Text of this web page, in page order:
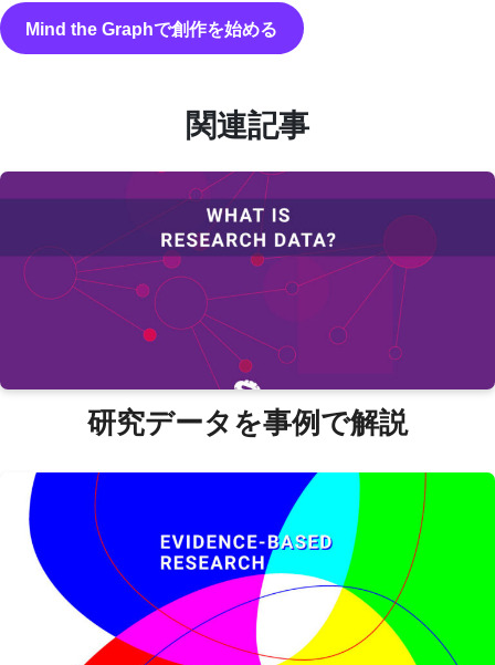
Mind the Graphで創作を始める
関連記事
研究データを事例で解説